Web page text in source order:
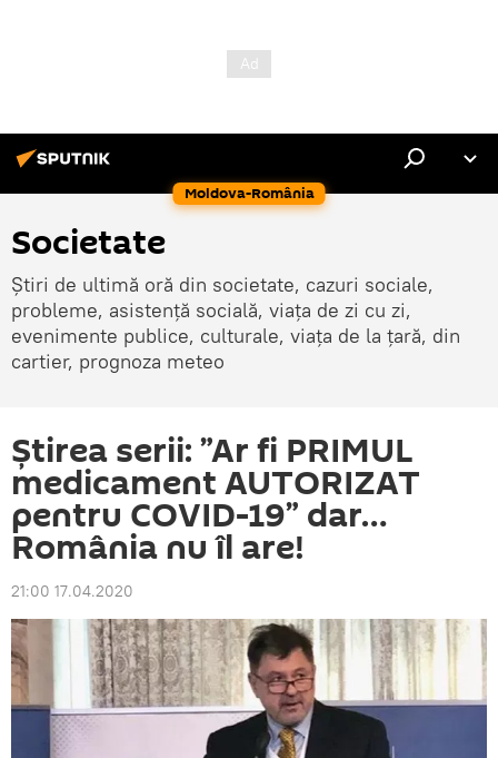
Moldova-România
Societate
Știri de ultimă oră din societate, cazuri sociale,
probleme, asistență socială, viața de zi cu zi,
evenimente publice, culturale, viața de la țară, din
cartier, prognoza meteo
Știrea serii: ”Ar fi PRIMUL
medicament AUTORIZAT
pentru COVID-19” dar…
România nu îl are!
21:00 17.04.2020